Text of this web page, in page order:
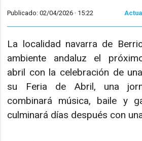
Publicado: 02/04/2026 · 15:22
La localidad navarra de
ambiente andaluz el
abril con la celebración de
su Feria de Abril, una
combinará música, baile y
culminará días después con